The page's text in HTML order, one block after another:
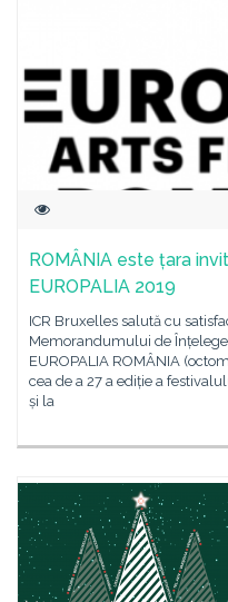
ROMÂNIA este țara
EUROPALIA 2019
ICR Bruxelles salută cu
Memorandumului de
EUROPALIA ROMÂNIA
cea de a 27 a ediție a
și la